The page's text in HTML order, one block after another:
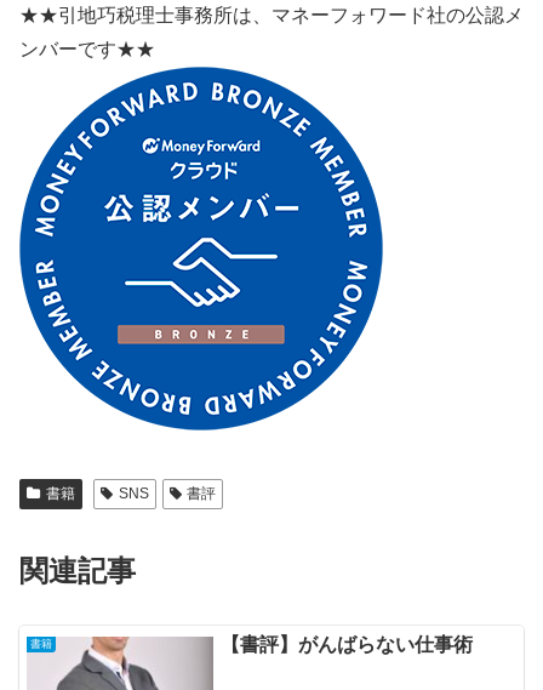
★★引地巧税理士事務所は、マネーフォワード社の公認メ
ンバーです★★
書籍 SNS 書評
関連記事
書籍 【書評】がんばらない仕事術